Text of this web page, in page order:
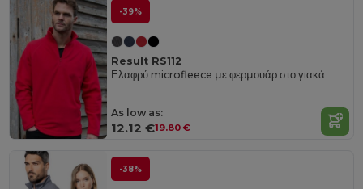
-39%
Result RS112
Ελαφρύ microfleece με φερμουάρ στο γιακά
As low as:
12.12 €19.80 €
-38%